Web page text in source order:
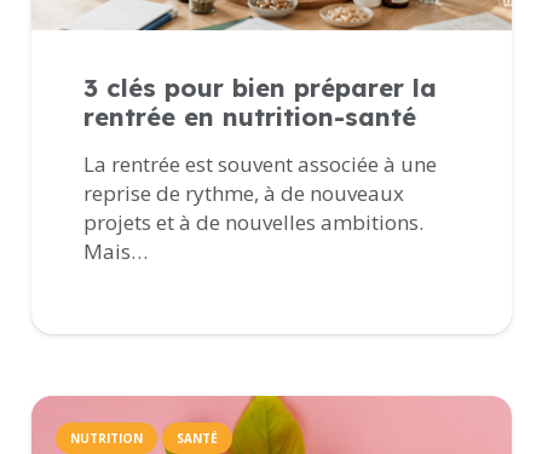
3 clés pour bien préparer la
rentrée en nutrition-santé
La rentrée est souvent associée à une
reprise de rythme, à de nouveaux
projets et à de nouvelles ambitions.
Mais…
NUTRITION SANTÉ